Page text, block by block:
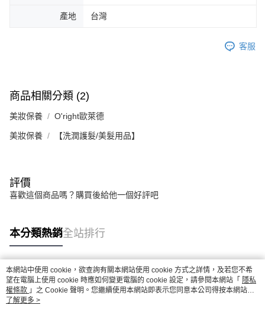
產地 台灣
客服
商品相關分類 (2)
美妝保養 O'right歐萊德
美妝保養 【洗潤護髮/美髮用品】
評價
喜歡這個商品嗎？購買後給他一個好評吧
本分類熱銷全站排行
熱門標籤
本網站中使用 cookie，欲查詢有關本網站使用 cookie 方式之詳情，及若您不希
望在電腦上使用 cookie 時應如何變更電腦的 cookie 設定，請參閱本網站「 隱私
權條款 」之 Cookie 聲明。您繼續使用本網站即表示您同意本公司得按本網站使
用條款之 Cookie 聲明使用 cookie。
了解更多 >